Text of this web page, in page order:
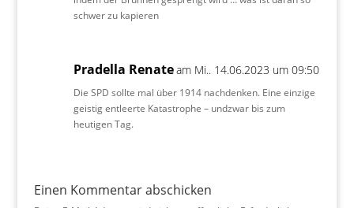
schwer zu kapieren
Pradella Renateam Mi.. 14.06.2023 um 09:50
Die SPD sollte mal über 1914 nachdenken. Eine einzige
geistig entleerte Katastrophe – undzwar bis zum
heutigen Tag.
Einen Kommentar abschicken